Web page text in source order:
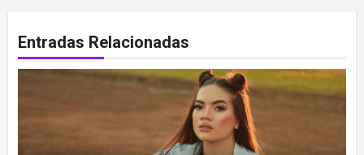
Entradas Relacionadas